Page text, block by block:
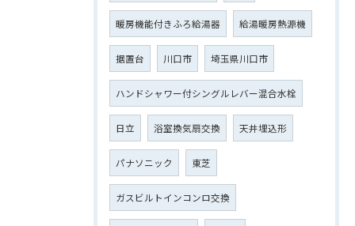
暖房機能付きふろ給湯器 給湯暖房熱源機
据置台 川口市 埼玉県川口市
ハンドシャワー付シングルレバー混合水栓
日立 浴室換気扇交換 天井埋込形
パナソニック 東芝
ガスビルトインコンロ交換